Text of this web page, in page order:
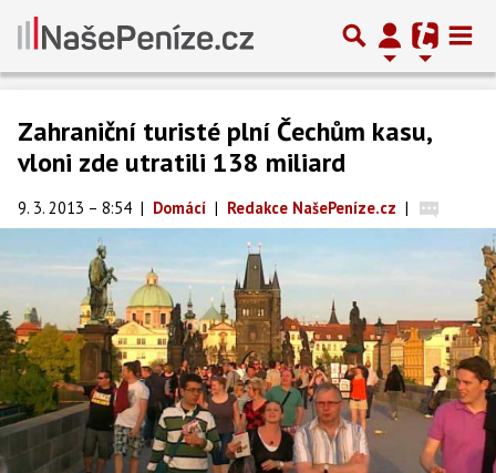
Zahraniční turisté plní Čechům kasu,
vloni zde utratili 138 miliard
9. 3. 2013 – 8:54 | Domácí | Redakce NašePeníze.cz |